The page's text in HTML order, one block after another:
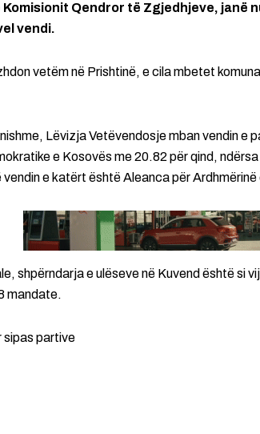
Qendror të Zgjedhjeve, janë
vendi.
vetëm në Prishtinë, e cila mbetet
Lëvizja Vetëvendosje mban vendin e
e Kosovës me 20.82 për qind,
e katërt është Aleanca për
shpërndarja e ulëseve në Kuvend është si
mandate.
sipas partive